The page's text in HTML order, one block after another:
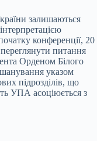
залишаються
конференції, 20
питання
Орденом Білого
указом
підрозділів, що
УПА асоціюється з